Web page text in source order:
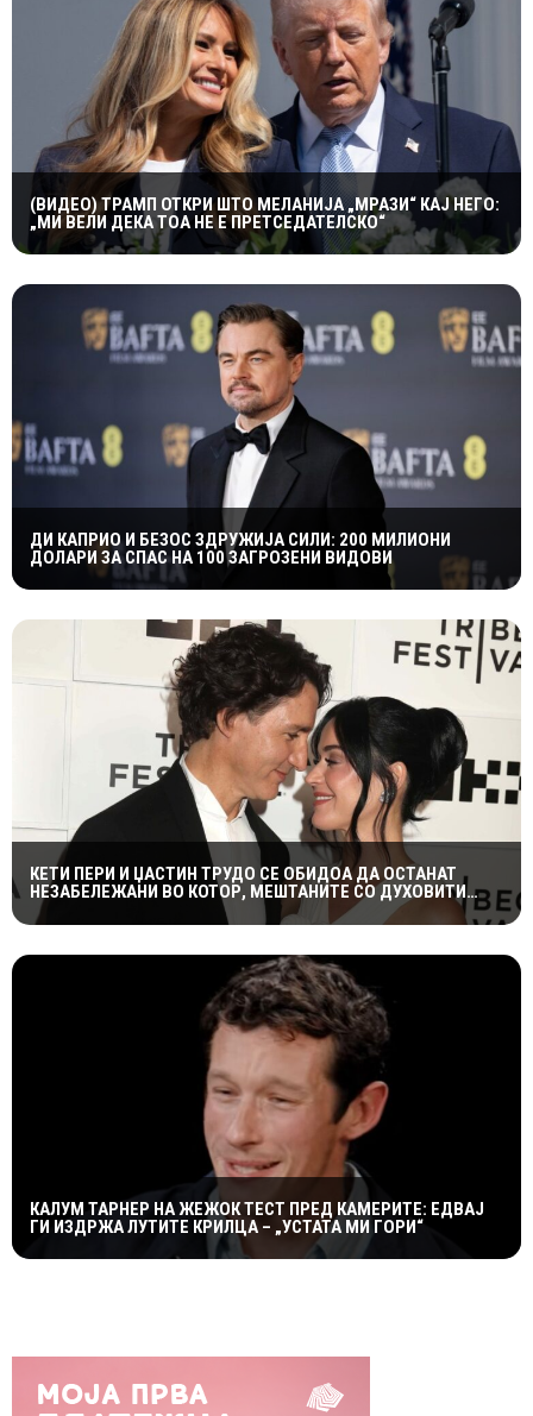
(ВИДЕО) ТРАМП ОТКРИ ШТО МЕЛАНИЈА „МРАЗИ“ КАЈ НЕГО:
„МИ ВЕЛИ ДЕКА ТОА НЕ Е ПРЕТСЕДАТЕЛСКО“
ДИ КАПРИО И БЕЗОС ЗДРУЖИЈА СИЛИ: 200 МИЛИОНИ
ДОЛАРИ ЗА СПАС НА 100 ЗАГРОЗЕНИ ВИДОВИ
КЕТИ ПЕРИ И ЏАСТИН ТРУДО СЕ ОБИДОА ДА ОСТАНАТ
НЕЗАБЕЛЕЖАНИ ВО КОТОР, МЕШТАНИТЕ СО ДУХОВИТИ
РЕАКЦИИ: „НИКОЈ НЕ БИ ГИ ПРЕПОЗНАЛ“
КАЛУМ ТАРНЕР НА ЖЕЖОК ТЕСТ ПРЕД КАМЕРИТЕ: ЕДВАЈ
ГИ ИЗДРЖА ЛУТИТЕ КРИЛЦА – „УСТАТА МИ ГОРИ“